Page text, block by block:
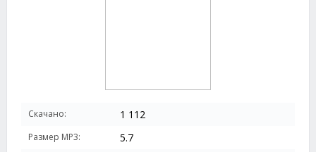
Скачано: 1 112
Размер MP3: 5.7